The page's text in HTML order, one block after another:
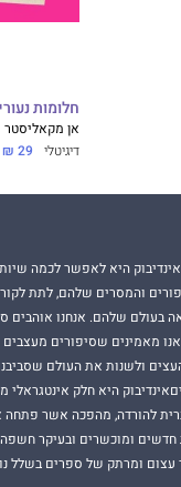
חלומות
אן מקאליסטר
דיגיטלי 29 ₪
היא לאפשר לכמה
והמסרים שלהם, לתת
בעולם שלהם. אנחנו אוהבים
אנו מאמינים שסיפורים
ולשנות את העולם
היא חלק
להורדה, מהפכה אשר
חדשים ומוכשרים ובעיקר
ומרתק של ספרים בשלל